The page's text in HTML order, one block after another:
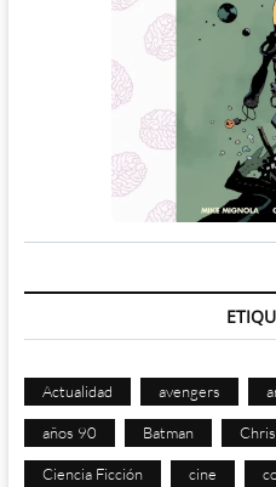
Actualidad avengers
años 90 Batman
Ciencia Ficción cine